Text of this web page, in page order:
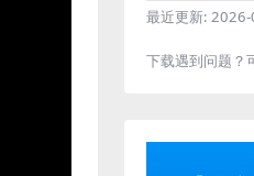
最近更新:
下载遇到问题？